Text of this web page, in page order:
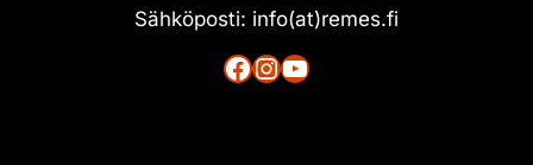
Sähköposti: info(at)remes.fi
Facebook
Instagram
YouTube